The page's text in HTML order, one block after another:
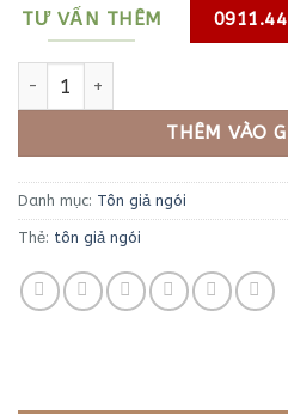
TƯ VẤN THÊM
tôn giả ngói màu xám số lượng
THÊM VÀO
Danh mục: Tôn giả ngói
Thẻ: tôn giả ngói